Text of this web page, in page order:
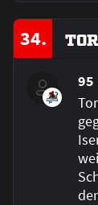
34.
95